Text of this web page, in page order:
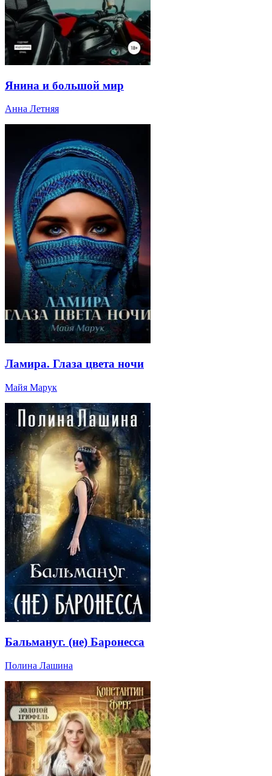
Янина и большой мир
Анна Летняя
Ламира. Глаза цвета ночи
Майя Марук
Бальмануг. (не) Баронесса
Полина Лашина